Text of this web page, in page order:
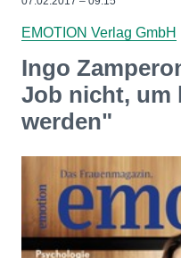
EMOTION Verlag GmbH
Ingo
Job nicht, um
werden"